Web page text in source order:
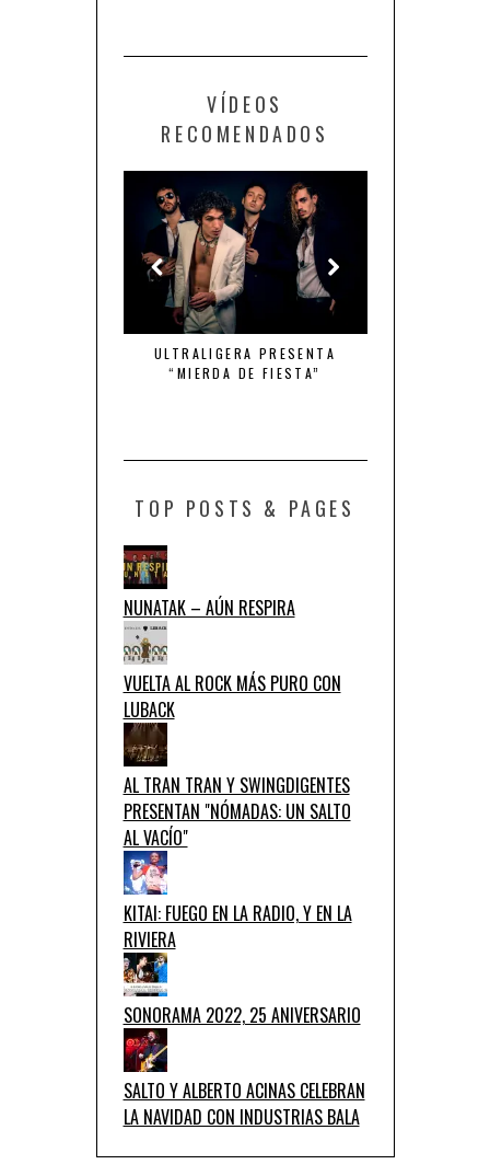
VÍDEOS
RECOMENDADOS
ULTRALIGERA PRESENTA
“MIERDA DE FIESTA”
TOP POSTS & PAGES
NUNATAK – AÚN RESPIRA
VUELTA AL ROCK MÁS PURO CON
LUBACK
AL TRAN TRAN Y SWINGDIGENTES
PRESENTAN "NÓMADAS: UN SALTO
AL VACÍO"
KITAI: FUEGO EN LA RADIO, Y EN LA
RIVIERA
SONORAMA 2022, 25 ANIVERSARIO
SALTO Y ALBERTO ACINAS CELEBRAN
LA NAVIDAD CON INDUSTRIAS BALA